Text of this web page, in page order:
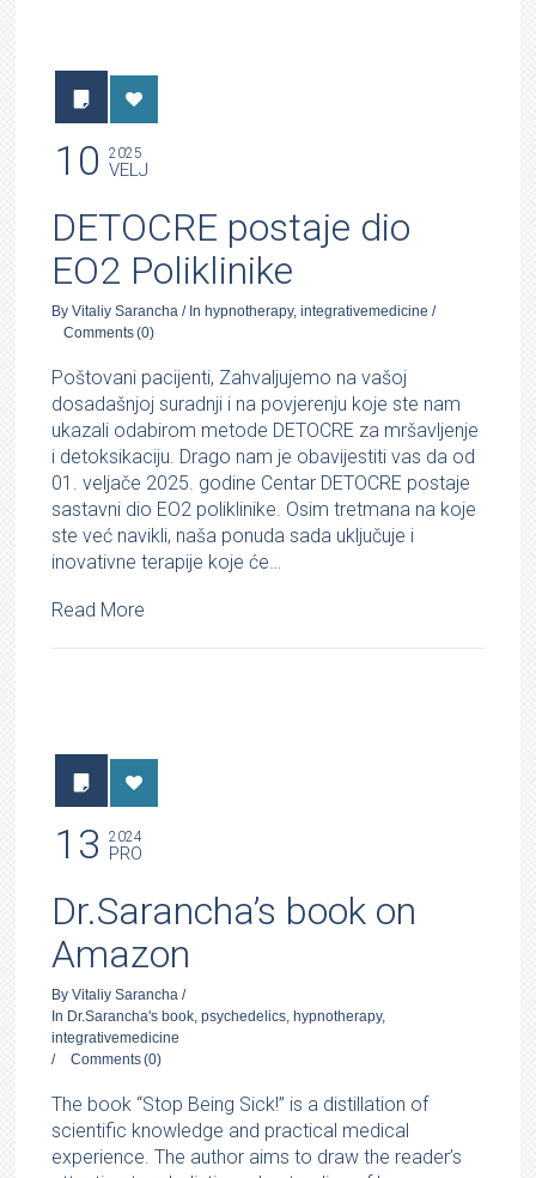
10 2025
VELJ
DETOCRE postaje dio
EO2 Poliklinike
ByVitaliy Sarancha / Inhypnotherapy,integrativemedicine /
Comments(0)
Poštovani pacijenti, Zahvaljujemo na vašoj
dosadašnjoj suradnji i na povjerenju koje ste nam
ukazali odabirom metode DETOCRE za mršavljenje
i detoksikaciju. Drago nam je obavijestiti vas da od
01. veljače 2025. godine Centar DETOCRE postaje
sastavni dio EO2 poliklinike. Osim tretmana na koje
ste već navikli, naša ponuda sada uključuje i
inovativne terapije koje će…
Read More
13 2024
PRO
Dr.Sarancha’s book on
Amazon
ByVitaliy Sarancha /
In Dr.Sarancha's book,psychedelics,hypnotherapy,
integrativemedicine
/
Comments(0)
The book “Stop Being Sick!” is a distillation of
scientific knowledge and practical medical
experience. The author aims to draw the reader’s